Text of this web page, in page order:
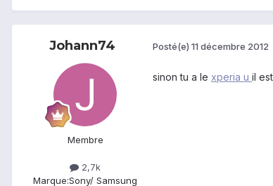
Johann74
Membre
2,7k
Marque:Sony/ Samsung
Posté(e) 11 décembre 2012
sinon tu a le xperia u il